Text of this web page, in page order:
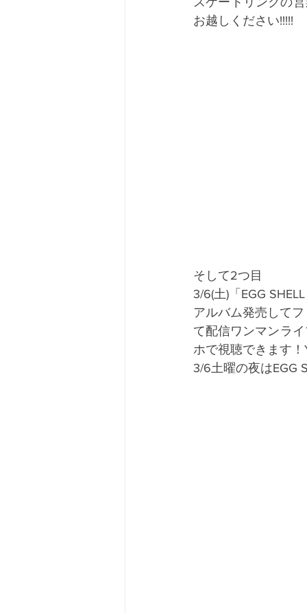
お越しください!!!!!
そして2つ目
3/6(土)「EGG
アルバム発売して
て配信ワンマンラ
ホで視聴できます
3/6土曜の夜はEGG